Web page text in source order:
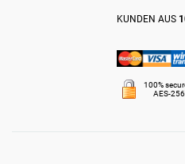
KUNDEN AUS
100%
AES-